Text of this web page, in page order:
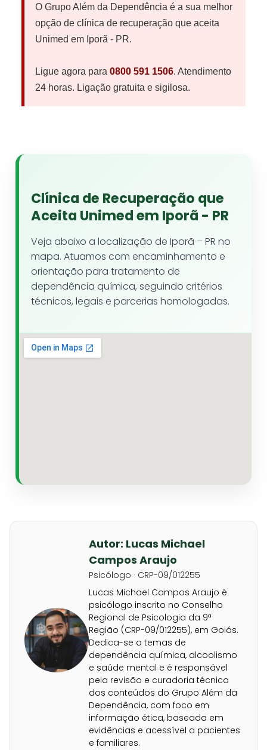
O Grupo Além da Dependência é a sua melhor
opção de clínica de recuperação que aceita
Unimed em Iporã - PR.
Ligue agora para 0800 591 1506. Atendimento
24 horas. Ligação gratuita e sigilosa.
Clínica de Recuperação que
Aceita Unimed em Iporã - PR
Veja abaixo a localização de Iporã – PR no
mapa. Atuamos com encaminhamento e
orientação para tratamento de
dependência química, seguindo critérios
técnicos, legais e parcerias homologadas.
Autor: Lucas Michael
Campos Araujo
Psicólogo · CRP-09/012255
Lucas Michael Campos Araujo é
psicólogo inscrito no Conselho
Regional de Psicologia da 9ª
Região (CRP-09/012255), em Goiás.
Dedica-se a temas de
dependência química, alcoolismo
e saúde mental e é responsável
pela revisão e curadoria técnica
dos conteúdos do Grupo Além da
Dependência, com foco em
informação ética, baseada em
evidências e acessível a pacientes
e familiares.